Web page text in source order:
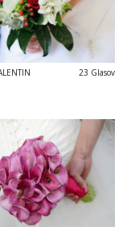
23 Glasov